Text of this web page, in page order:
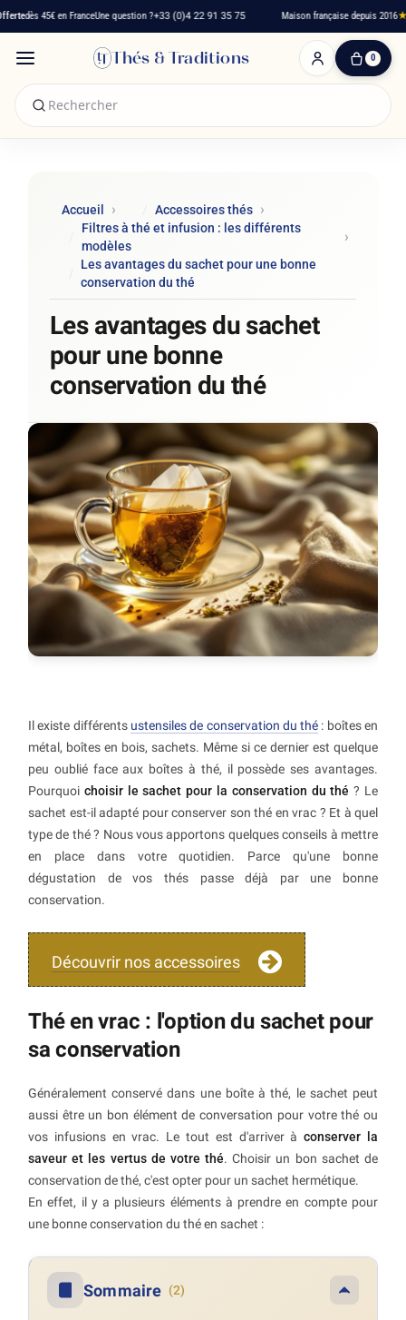
dès 45€ en FranceUne question ?+33 (0)4 22 91 35 75 Maison française depuis 2016
Thés & Traditions 0
0
Accueil
Accessoires thés
Filtres à thé et infusion : les différents
modèles
Les avantages du sachet pour une bonne
conservation du thé
Les avantages du sachet
pour une bonne
conservation du thé
Il existe différents ustensiles de conservation du thé : boîtes en
métal, boîtes en bois, sachets. Même si ce dernier est quelque
peu oublié face aux boîtes à thé, il possède ses avantages.
Pourquoi choisir le sachet pour la conservation du thé ? Le
sachet est-il adapté pour conserver son thé en vrac ? Et à quel
type de thé ? Nous vous apportons quelques conseils à mettre
en place dans votre quotidien. Parce qu'une bonne
dégustation de vos thés passe déjà par une bonne
conservation.
Découvrir nos accessoires
Thé en vrac : l'option du sachet pour
sa conservation
Généralement conservé dans une boîte à thé, le sachet peut
aussi être un bon élément de conversation pour votre thé ou
vos infusions en vrac. Le tout est d'arriver àconserver la
saveur et les vertus de votre thé. Choisir un bon sachet de
conservation de thé, c'est opter pour un sachet hermétique.
En effet, il y a plusieurs éléments à prendre en compte pour
une bonne conservation du thé en sachet :
Sommaire (2)